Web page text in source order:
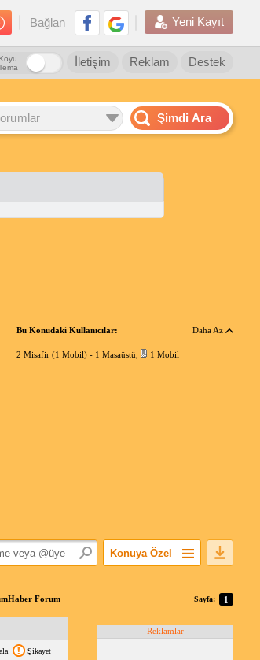
Bağlan Yeni Kayıt
Destek
Reklam
İletişim
Koyu
Şimdi Ara
Bu Konudaki Kullanıcılar: Daha Az
2 Misafir (1 Mobil) - 1 Masaüstü 1 Mobil
Konuya Özel
Konuyu Açandan
Linkli Mesajlar
Forum Sayfa: 1
Şikayet
Reklamlar